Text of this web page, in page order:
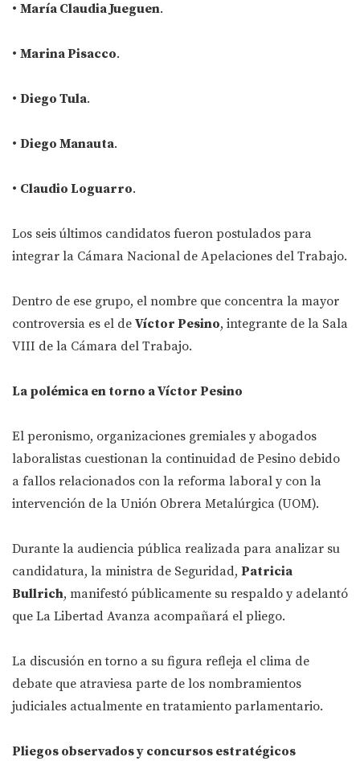
• María Claudia Jueguen.
• Marina Pisacco.
• Diego Tula.
• Diego Manauta.
• Claudio Loguarro.
Los seis últimos candidatos fueron postulados para
integrar la Cámara Nacional de Apelaciones del Trabajo.
Dentro de ese grupo, el nombre que concentra la mayor
controversia es el de Víctor Pesino, integrante de la Sala
VIII de la Cámara del Trabajo.
La polémica en torno a Víctor Pesino
El peronismo, organizaciones gremiales y abogados
laboralistas cuestionan la continuidad de Pesino debido
a fallos relacionados con la reforma laboral y con la
intervención de la Unión Obrera Metalúrgica (UOM).
Durante la audiencia pública realizada para analizar su
candidatura, la ministra de Seguridad, Patricia
Bullrich, manifestó públicamente su respaldo y adelantó
que La Libertad Avanza acompañará el pliego.
La discusión en torno a su figura refleja el clima de
debate que atraviesa parte de los nombramientos
judiciales actualmente en tratamiento parlamentario.
Pliegos observados y concursos estratégicos